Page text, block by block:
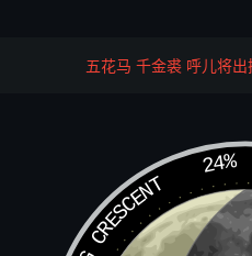
生有，体变纯阳，而超乎天
是以我之阳而炼彼之阴。阴
矣。苟自己真阴真阳之不识
魂，是犹家无檐石之储，而欲
宜真自幼慕道从师，盖掌窃
五花马 千金裘 呼儿将
24%